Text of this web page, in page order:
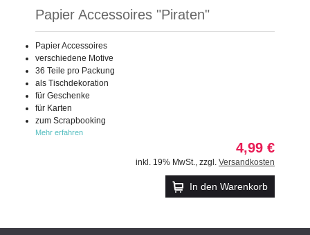
Papier Accessoires "Piraten"
Papier Accessoires
verschiedene Motive
36 Teile pro Packung
als Tischdekoration
für Geschenke
für Karten
zum Scrapbooking
Mehr erfahren
4,99 €
inkl. 19% MwSt. zzgl. Versandkosten
In den Warenkorb